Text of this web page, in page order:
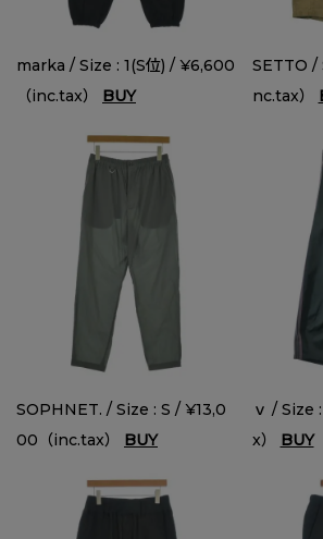
marka / Size : 1(S位) / ¥6,600
（inc.tax） BUY
SETTO /
nc.tax）
SOPHNET. / Size : S / ¥13,0
00（inc.tax） BUY
ｖ / Size
x） BUY